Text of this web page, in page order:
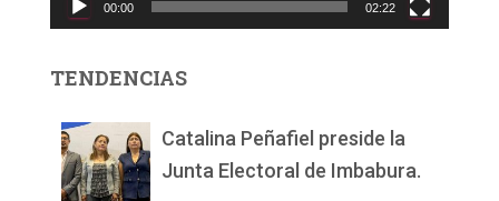
d
00:00 02:22
TENDENCIAS
Catalina Peñafiel preside la
Junta Electoral de Imbabura.